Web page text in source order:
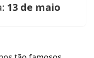
13 de maio